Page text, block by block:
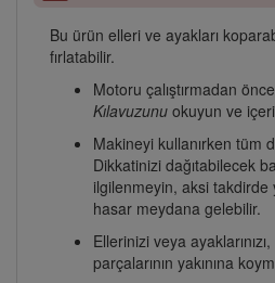
Bu ürün elleri ve ayakları
fırlatabilir.
Motoru çalıştırmadan
Kılavuzunu okuyun ve
Makineyi kullanırken tüm
Dikkatinizi dağıtabilecek
ilgilenmeyin, aksi
hasar meydana gelebilir.
Ellerinizi veya
parçalarının yakınına